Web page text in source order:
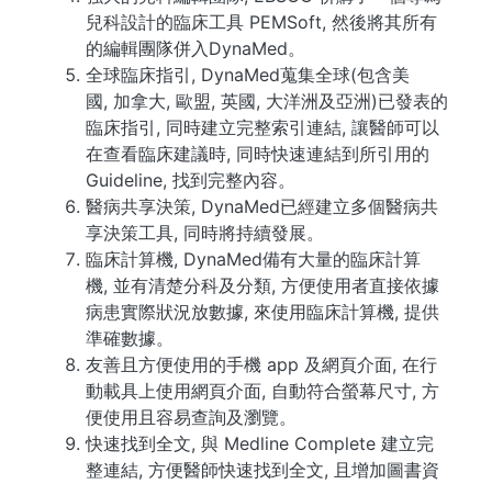
兒科設計的臨床工具 PEMSoft, 然後將其所有
的編輯團隊併入DynaMed。
全球臨床指引, DynaMed蒐集全球(包含美
國, 加拿大, 歐盟, 英國, 大洋洲及亞洲)已發表的
臨床指引, 同時建立完整索引連結, 讓醫師可以
在查看臨床建議時, 同時快速連結到所引用的
Guideline, 找到完整內容。
醫病共享決策, DynaMed已經建立多個醫病共
享決策工具, 同時將持續發展。
臨床計算機, DynaMed備有大量的臨床計算
機, 並有清楚分科及分類, 方便使用者直接依據
病患實際狀況放數據, 來使用臨床計算機, 提供
準確數據。
友善且方便使用的手機 app 及網頁介面, 在行
動載具上使用網頁介面, 自動符合螢幕尺寸, 方
便使用且容易查詢及瀏覽。
快速找到全文, 與 Medline Complete 建立完
整連結, 方便醫師快速找到全文, 且增加圖書資